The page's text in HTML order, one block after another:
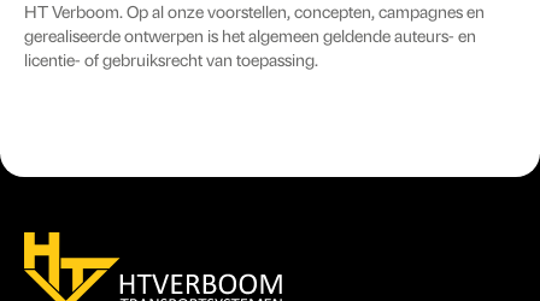
HT Verboom. Op al onze voorstellen, concepten, campagnes en
gerealiseerde ontwerpen is het algemeen geldende auteurs- en
licentie- of gebruiksrecht van toepassing.